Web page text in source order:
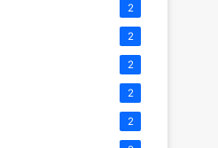
2
2
2
2
2